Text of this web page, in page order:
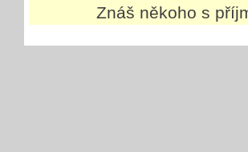
Znáš někoho s